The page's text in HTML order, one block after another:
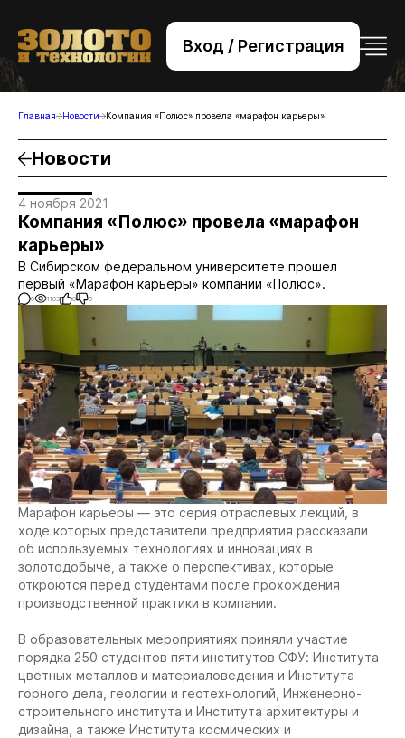
Вход / Регистрация
+7 (495) 221-76-32
bsv@zolteh.ru
Главная Новости Компания «Полюс» провела «марафон карьеры»
Новости
4 ноября 2021
Компания «Полюс» провела «марафон
карьеры»
В Сибирском федеральном университете прошел
первый «Марафон карьеры» компании «Полюс».
0 1105 0 0
Марафон карьеры — это серия отраслевых лекций, в
ходе которых представители предприятия рассказали
об используемых технологиях и инновациях в
золотодобыче, а также о перспективах, которые
откроются перед студентами после прохождения
производственной практики в компании.
В образовательных мероприятиях приняли участие
порядка 250 студентов пяти институтов СФУ: Института
цветных металлов и материаловедения и Института
горного дела, геологии и геотехнологий, Инженерно-
строительного института и Института архитектуры и
дизайна, а также Института космических и